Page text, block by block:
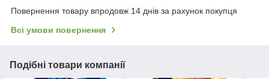
Повернення товару впродовж 14 днів за рахунок покупця
Всі умови повернення
Подібні товари компанії